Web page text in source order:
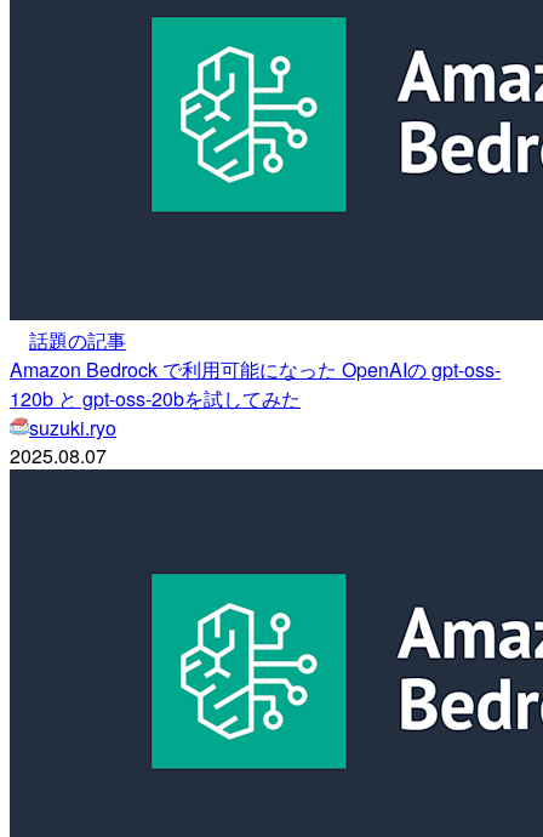
話題の記事
Amazon Bedrock で利用可能になった OpenAIの gpt-oss-
120b と gpt-oss-20bを試してみた
suzuki.ryo
2025.08.07